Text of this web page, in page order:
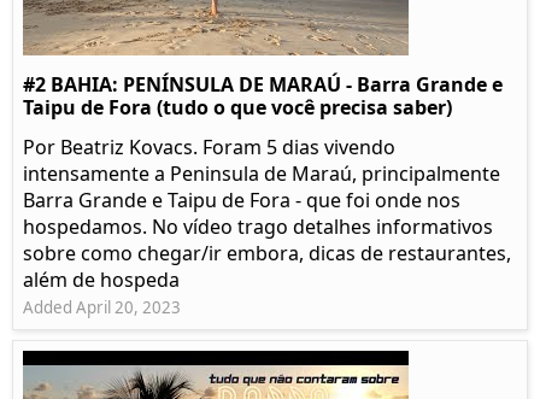
#2 BAHIA: PENÍNSULA DE MARAÚ - Barra Grande e
Taipu de Fora (tudo o que você precisa saber)
Por Beatriz Kovacs. Foram 5 dias vivendo
intensamente a Peninsula de Maraú, principalmente
Barra Grande e Taipu de Fora - que foi onde nos
hospedamos. No vídeo trago detalhes informativos
sobre como chegar/ir embora, dicas de restaurantes,
além de hospeda
Added April 20, 2023